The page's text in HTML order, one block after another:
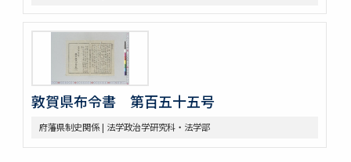
敦賀県布令書 第百五十五号
府藩県制史関係 | 法学政治学研究科・法学部